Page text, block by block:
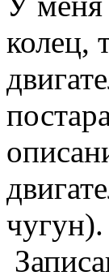
колец,
чугун).